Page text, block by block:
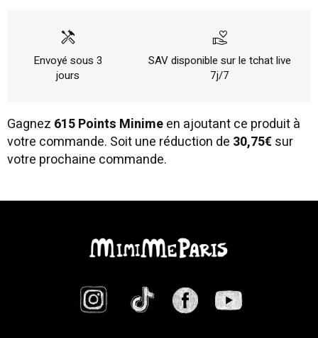
handyman
Envoyé sous 3
jours
volunteer_activism
SAV disponible sur le tchat live
7j/7
Gagnez 615 Points Minimeen ajoutant ce produit à
votre commande. Soit une réduction de 30,75€sur
votre prochaine commande.